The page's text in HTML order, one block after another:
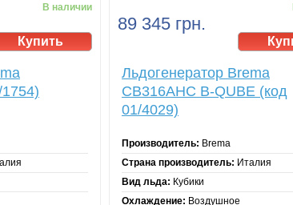
В наличии
89 345 грн.
Льдогенератор Brema
CB316AHC B-QUBE (код
01/4029)
Производитель: Brema
Страна производитель: Италия
Вид льда: Кубики
Охлаждение: Воздушное